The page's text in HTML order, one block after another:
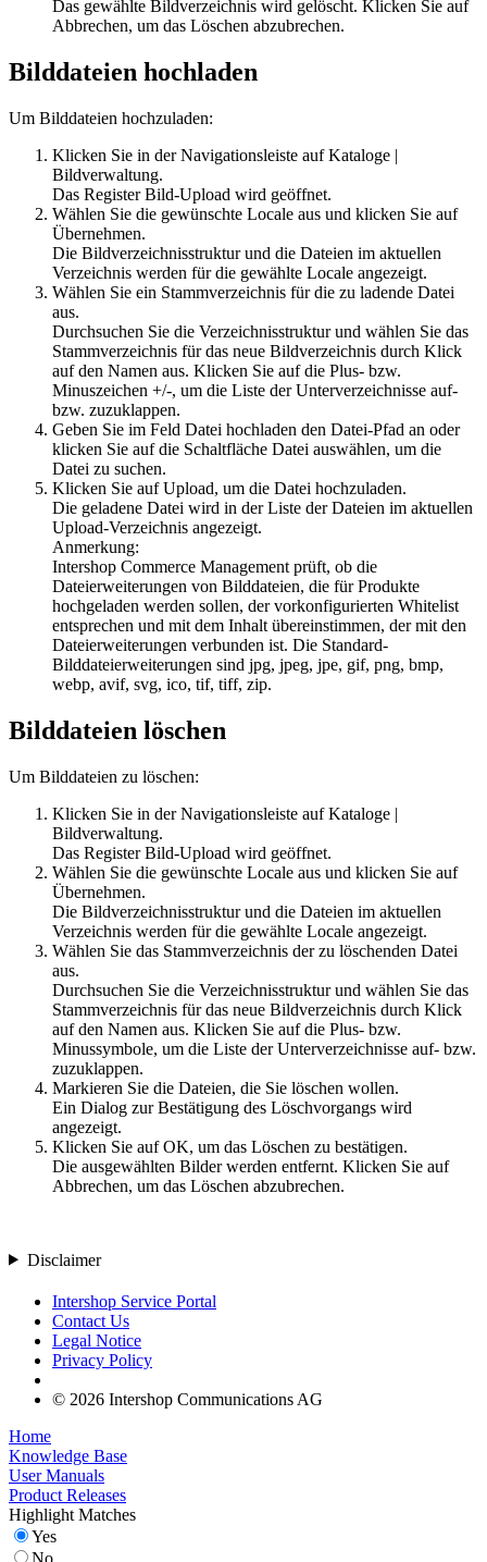
Das gewählte Bildverzeichnis wird gelöscht. Klicken Sie auf
Abbrechen, um das Löschen abzubrechen.
Bilddateien hochladen
Um Bilddateien hochzuladen:
Klicken Sie in der Navigationsleiste aufKataloge |
Bildverwaltung.
Das RegisterBild-Upload wird geöffnet.
Wählen Sie die gewünschte Locale aus und klicken Sie auf
Übernehmen.
Die Bildverzeichnisstruktur und die Dateien im aktuellen
Verzeichnis werden für die gewählte Locale angezeigt.
Wählen Sie ein Stammverzeichnis für die zu ladende Datei
aus.
Durchsuchen Sie die Verzeichnisstruktur und wählen Sie das
Stammverzeichnis für das neue Bildverzeichnis durch Klick
auf den Namen aus. Klicken Sie auf die Plus- bzw.
Minuszeichen +/-, um die Liste der Unterverzeichnisse auf-
bzw. zuzuklappen.
Geben Sie im Feld Datei hochladen den Datei-Pfad an oder
klicken Sie auf die Schaltfläche Datei auswählen, um die
Datei zu suchen.
Klicken Sie aufUpload, um die Datei hochzuladen.
Die geladene Datei wird in der Liste der Dateien im aktuellen
Upload-Verzeichnis angezeigt.
Anmerkung:
Intershop Commerce Management prüft, ob die
Dateierweiterungen von Bilddateien, die für Produkte
hochgeladen werden sollen, der vorkonfigurierten Whitelist
entsprechen und mit dem Inhalt übereinstimmen, der mit den
Dateierweiterungen verbunden ist. Die Standard-
Bilddateierweiterungen sind jpg, jpeg, jpe, gif, png, bmp,
webp, avif, svg, ico, tif, tiff, zip.
Bilddateien löschen
Um Bilddateien zu löschen:
Klicken Sie in der Navigationsleiste aufKataloge |
Bildverwaltung.
Das RegisterBild-Upload wird geöffnet.
Wählen Sie die gewünschte Locale aus und klicken Sie auf
Übernehmen.
Die Bildverzeichnisstruktur und die Dateien im aktuellen
Verzeichnis werden für die gewählte Locale angezeigt.
Wählen Sie das Stammverzeichnis der zu löschenden Datei
aus.
Durchsuchen Sie die Verzeichnisstruktur und wählen Sie das
Stammverzeichnis für das neue Bildverzeichnis durch Klick
auf den Namen aus. Klicken Sie auf die Plus- bzw.
Minussymbole, um die Liste der Unterverzeichnisse auf- bzw.
zuzuklappen.
Markieren Sie die Dateien, die Sie löschen wollen.
Ein Dialog zur Bestätigung des Löschvorgangs wird
angezeigt.
Klicken Sie aufOK, um das Löschen zu bestätigen.
Die ausgewählten Bilder werden entfernt. Klicken Sie auf
Abbrechen, um das Löschen abzubrechen.
Disclaimer
Intershop Service Portal
Contact Us
Legal Notice
Privacy Policy
© 2026 Intershop Communications AG
Home
Knowledge Base
User Manuals
Product Releases
Highlight Matches
Yes
No